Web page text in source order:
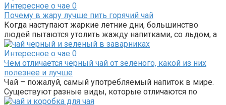
Интересное о чае 0
Почему в жару лучше пить горячий чай
Когда наступают жаркие летние дни, большинство
людей пытаются утолить жажду напитками, со льдом, а
Интересное о чае 0
Чем отличается черный чай от зеленого, какой из них
полезнее и лучше
Чай – пожалуй, самый употребляемый напиток в мире.
Существуют разные виды, которые отличаются по